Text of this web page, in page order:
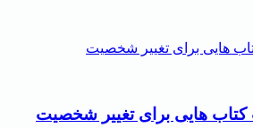
کتاب هایی برای تغییر شخصیت